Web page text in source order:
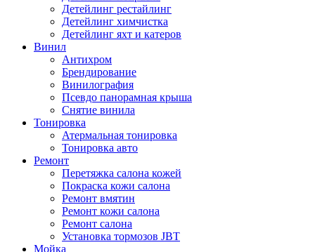
Детейлинг рестайлинг
Детейлинг химчистка
Детейлинг яхт и катеров
Винил
Антихром
Брендирование
Винилография
Псевдо панорамная крыша
Снятие винила
Тонировка
Атермальная тонировка
Тонировка авто
Ремонт
Перетяжка салона кожей
Покраска кожи салона
Ремонт вмятин
Ремонт кожи салона
Ремонт салона
Установка тормозов JBT
Мойка